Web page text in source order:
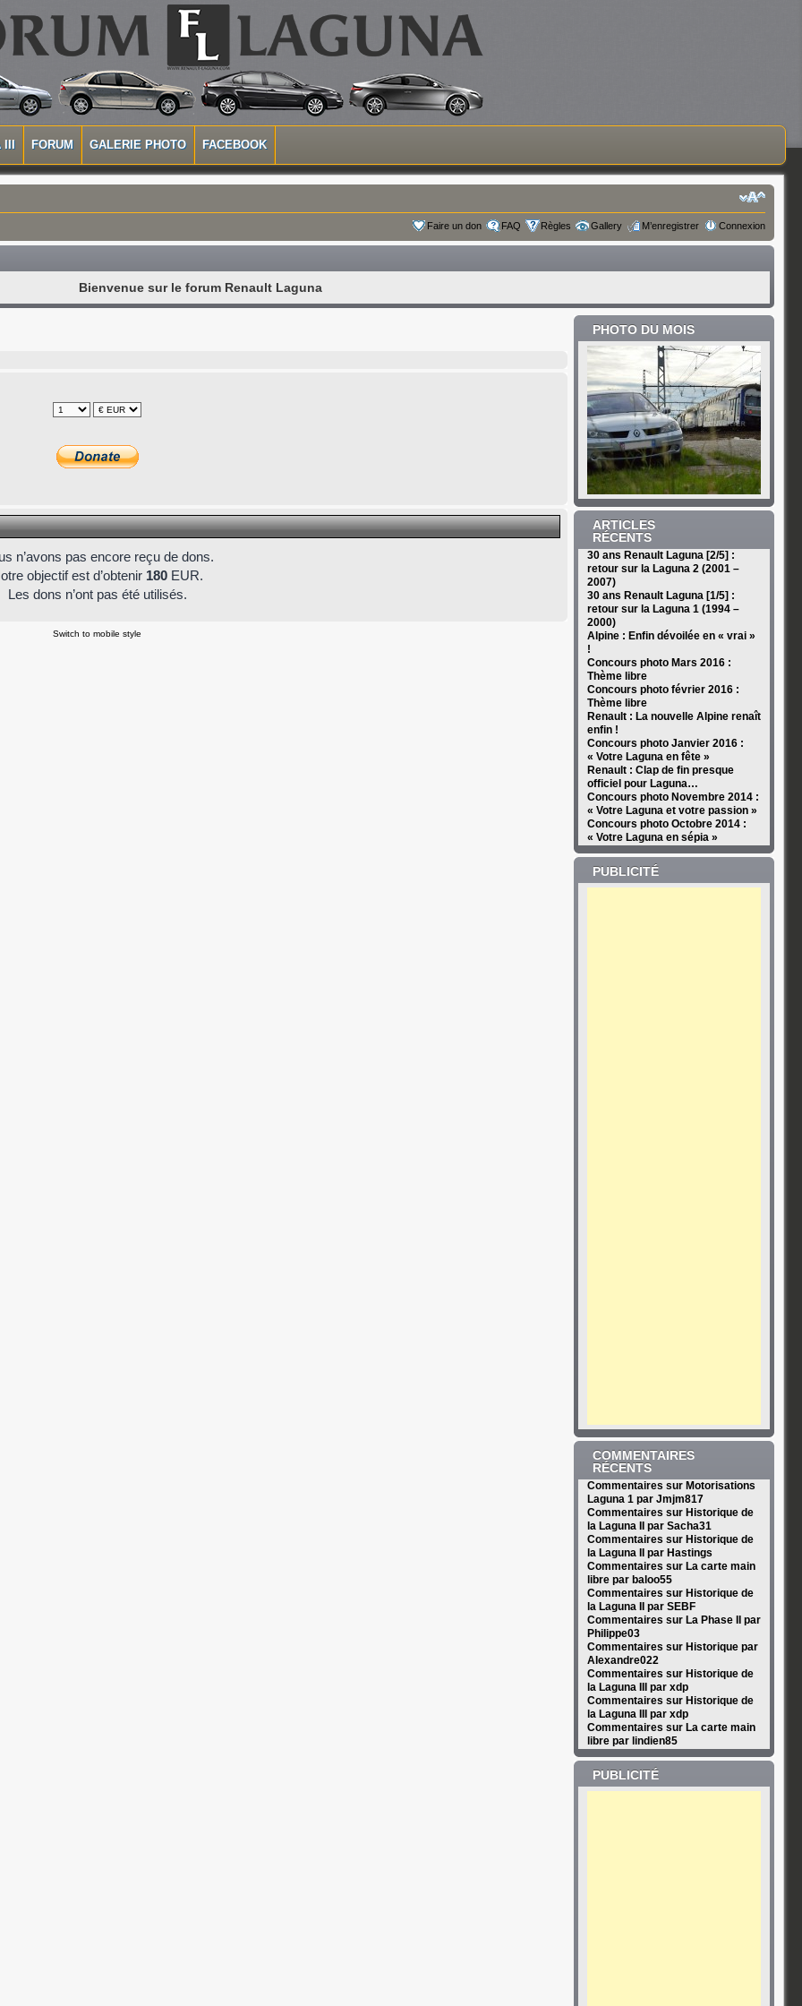
III FORUM GALERIE PHOTO FACEBOOK
Faire un don FAQ Règles Gallery M’enregistrer Connexion
Bienvenue sur le forum Renault Laguna
n’avons pas encore reçu de dons.
objectif est d’obtenir 180 EUR.
Les dons n’ont pas été utilisés.
Switch to mobile style
PHOTO DU MOIS
ARTICLES
RÉCENTS
30 ans Renault Laguna [2/5] :
retour sur la Laguna 2 (2001 –
2007)
30 ans Renault Laguna [1/5] :
retour sur la Laguna 1 (1994 –
2000)
Alpine : Enfin dévoilée en « vrai »
!
Concours photo Mars 2016 :
Thème libre
Concours photo février 2016 :
Thème libre
Renault : La nouvelle Alpine renaît
enfin !
Concours photo Janvier 2016 :
« Votre Laguna en fête »
Renault : Clap de fin presque
officiel pour Laguna…
Concours photo Novembre 2014 :
« Votre Laguna et votre passion »
Concours photo Octobre 2014 :
« Votre Laguna en sépia »
PUBLICITÉ
COMMENTAIRES
RÉCENTS
Commentaires sur Motorisations
Laguna 1 par Jmjm817
Commentaires sur Historique de
la Laguna II par Sacha31
Commentaires sur Historique de
la Laguna II par Hastings
Commentaires sur La carte main
libre par baloo55
Commentaires sur Historique de
la Laguna II par SEBF
Commentaires sur La Phase II par
Philippe03
Commentaires sur Historique par
Alexandre022
Commentaires sur Historique de
la Laguna III par xdp
Commentaires sur Historique de
la Laguna III par xdp
Commentaires sur La carte main
libre par lindien85
PUBLICITÉ